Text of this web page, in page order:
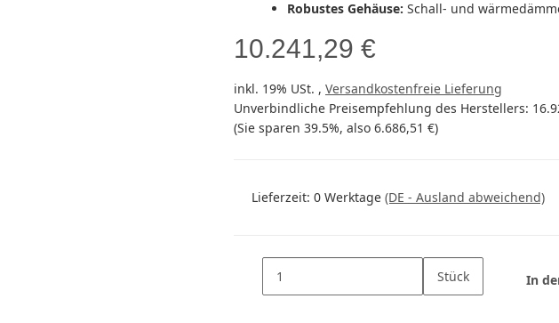
Robustes Gehäuse: Schall- und
10.241,29 €
inkl. 19% USt. , Versandkostenfreie Lieferung
Unverbindliche Preisempfehlung des Herstellers:
(Sie sparen 39.5%, also 6.686,51 €)
Lieferzeit: 0 Werktage (DE - Ausland abweichend)
Stück In